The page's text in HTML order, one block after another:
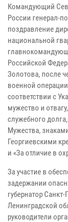
Командующий
России генерал-
поздравление
национальной
Российской
Золотова, после
военной
соответствии с
мужество и
служебного
Мужества,
Георгиевскими
и «За отличие в
За участие в
задержании
губернатор
Ленинградской
руководители